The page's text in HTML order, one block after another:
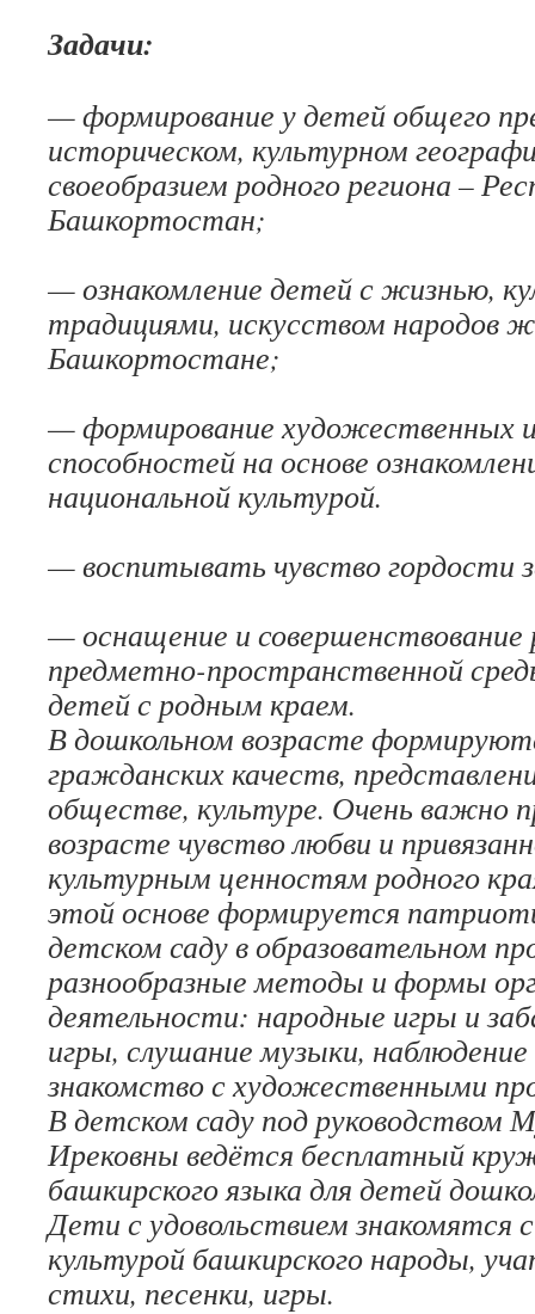
Задачи:
— формирование у детей общего
историческом, культурном
своеобразием родного региона –
Башкортостан;
— ознакомление детей с жизнью,
традициями, искусством народов
Башкортостане;
— формирование художественных
способностей на основе
национальной культурой.
— воспитывать чувство гордости
— оснащение и совершенствование
предметно-пространственной
детей с родным краем.
В дошкольном возрасте
гражданских качеств,
обществе, культуре. Очень важно
возрасте чувство любви и
культурным ценностям родного
этой основе формируется
детском саду в образовательном
разнообразные методы и формы
деятельности: народные игры и
игры, слушание музыки, наблюдение
знакомство с художественными
В детском саду под руководством
Ирековны ведётся бесплатный
башкирского языка для детей
Дети с удовольствием знакомятся
культурой башкирского народы,
стихи, песенки, игры.